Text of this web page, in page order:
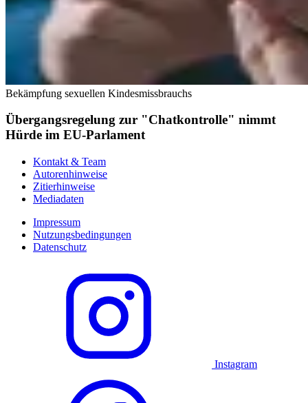
Bekämpfung sexuellen Kindesmissbrauchs
Übergangsregelung zur "Chatkontrolle" nimmt
Hürde im EU-Parlament
Kontakt & Team
Autorenhinweise
Zitierhinweise
Mediadaten
Impressum
Nutzungsbedingungen
Datenschutz
Instagram